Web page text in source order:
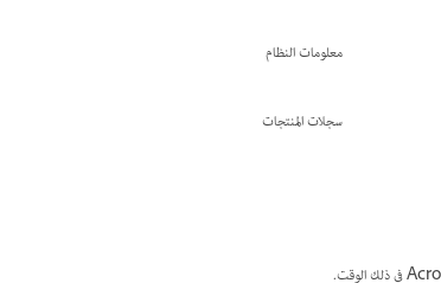
معلومات النظام
سجلات المنتجات